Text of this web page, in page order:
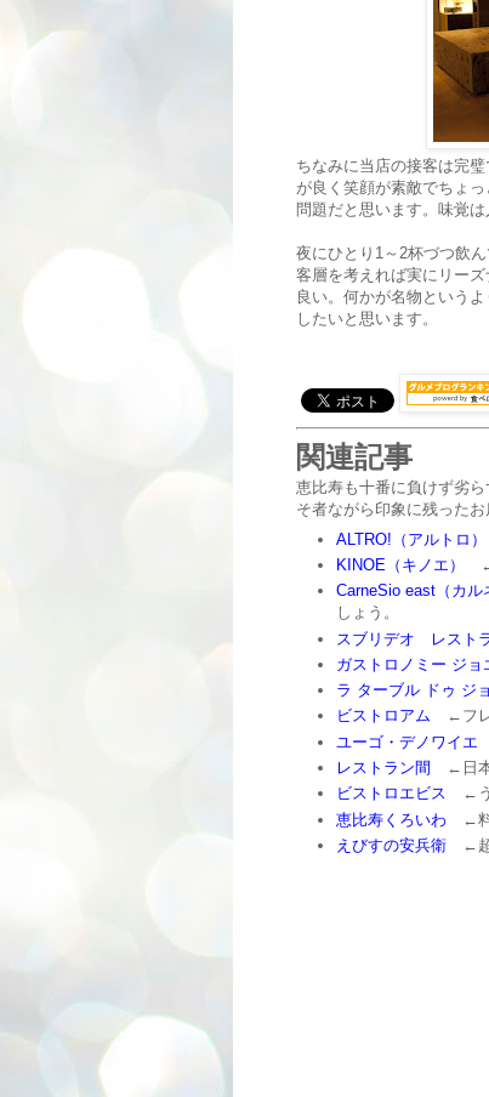
ちなみに当店の接客は完
が良く笑顔が素敵でちょ
問題だと思います。味覚
夜にひとり1～2杯づつ飲
客層を考えれば実にリー
良い。何かが名物という
したいと思います。
関連記事
恵比寿も十番に負けず劣
そ者ながら印象に残ったお
ALTRO!（アルトロ）
KINOE（キノエ）
←
CarneSio east（カル
しょう。
スブリデオ レスト
ガストロノミー ジョ
ラ ターブル ドゥ ジ
ビストロアム ←フレ
ユーゴ・デノワイエ
レストラン間
←日本
ビストロエビス ←う
恵比寿くろいわ ←料
えびすの安兵衛 ←超